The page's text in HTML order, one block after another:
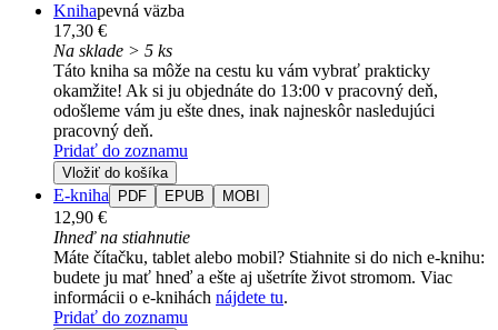
Knihapevná väzba
17,30 €
Na sklade > 5 ks
Táto kniha sa môže na cestu ku vám vybrať prakticky
okamžite! Ak si ju objednáte do 13:00 v pracovný deň,
odošleme vám ju ešte dnes, inak najneskôr nasledujúci
pracovný deň.
Pridať do zoznamu
Vložiť do košíka
E-kniha PDF EPUB MOBI
12,90 €
Ihneď na stiahnutie
Máte čítačku, tablet alebo mobil? Stiahnite si do nich e-knihu:
budete ju mať hneď a ešte aj ušetríte život stromom. Viac
informácii o e-knihách nájdete tu.
Pridať do zoznamu